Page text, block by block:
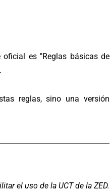
es "Reglas básicas de
reglas, sino una versión
el uso de la UCT de la ZED.